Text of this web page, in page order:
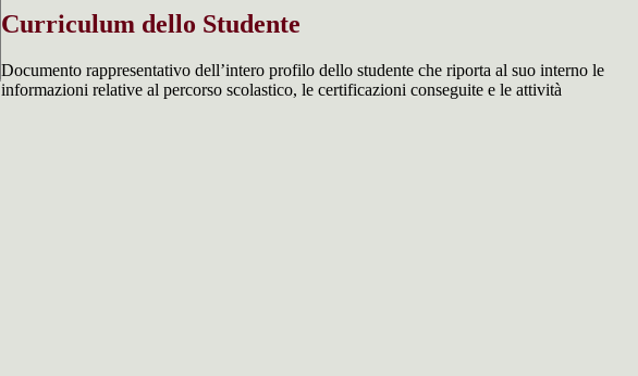
Curriculum dello Studente
Documento rappresentativo dell’intero profilo dello studente che riporta al suo interno le
informazioni relative al percorso scolastico, le certificazioni conseguite e le attività